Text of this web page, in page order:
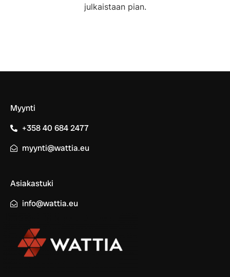
julkaistaan pian.
Myynti
+358 40 684 2477
myynti@wattia.eu
Asiakastuki
info@wattia.eu